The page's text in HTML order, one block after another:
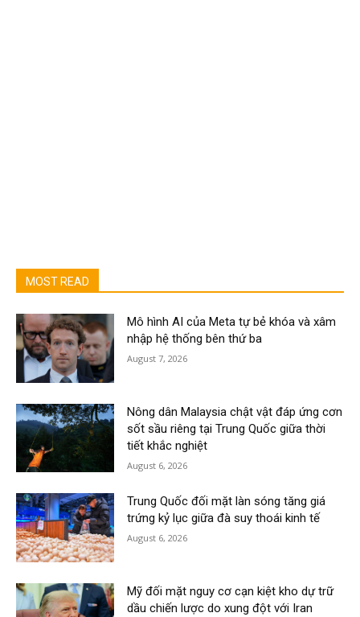
MOST READ
Mô hình AI của Meta tự bẻ khóa và xâm
nhập hệ thống bên thứ ba
August 7, 2026
Nông dân Malaysia chật vật đáp ứng cơn
sốt sầu riêng tại Trung Quốc giữa thời
tiết khắc nghiệt
August 6, 2026
Trung Quốc đối mặt làn sóng tăng giá
trứng kỷ lục giữa đà suy thoái kinh tế
August 6, 2026
Mỹ đối mặt nguy cơ cạn kiệt kho dự trữ
dầu chiến lược do xung đột với Iran